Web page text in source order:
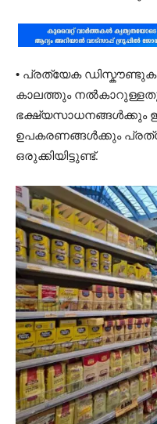
• പ്രത്യേക
കാലത്തും
ഭക്ഷ്യസാധനങ്ങൾക്കും
ഉപകരണങ്ങൾക്കും
ഒരുക്കിയിട്ടുണ്ട്.